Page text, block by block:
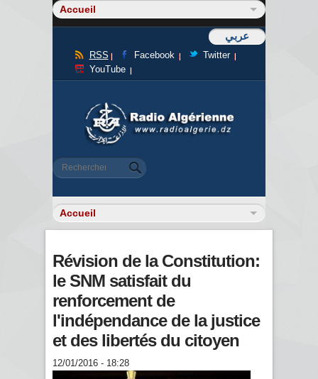
عربي
RSS Facebook
Twitter
YouTube
Formulaire de recherche
Rechercher
Révision de la Constitution:
le SNM satisfait du
renforcement de
l'indépendance de la justice
et des libertés du citoyen
12/01/2016 - 18:28